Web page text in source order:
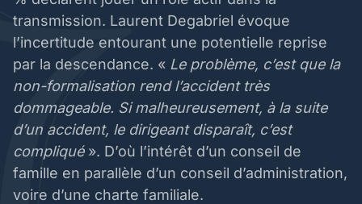
transmission. Laurent Degabriel évoque
l’incertitude entourant une potentielle reprise
par la descendance. « Le problème, c’est que la
non-formalisation rend l’accident très
dommageable. Si malheureusement, à la suite
d’un accident, le dirigeant disparaît, c’est
compliqué». D’où l’intérêt d’un conseil de
famille en parallèle d’un conseil d’administration,
voire d’une charte familiale.